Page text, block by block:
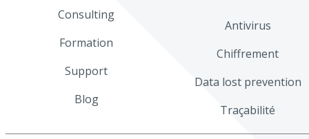
Consulting
Formation
Support
Blog
Antivirus
Chiffrement
Data lost prevention
Traçabilité